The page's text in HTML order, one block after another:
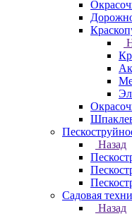
Назад
Садовая
Назад